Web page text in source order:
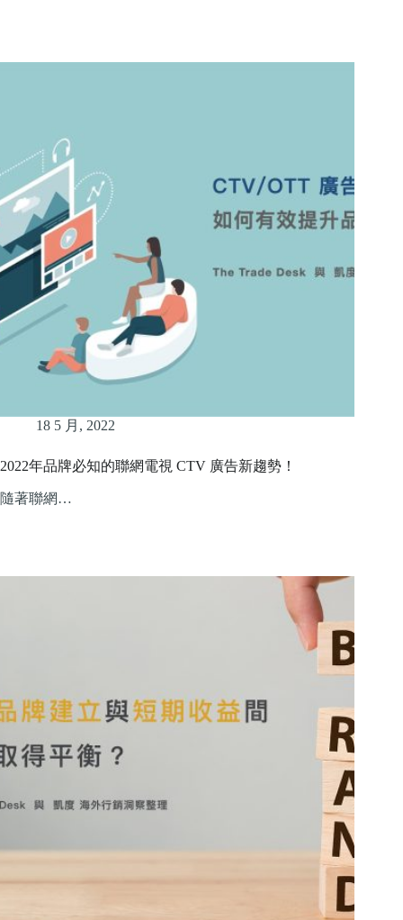
18 5 月, 2022
2022年品牌必知的聯網電視 CTV 廣告新趨勢！
隨著聯網…